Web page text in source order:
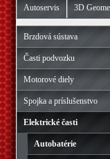
Autoservis 3D
Brzdová sústava
Časti podvozku
Motorové diely
Spojka a príslušenstvo
Elektrické časti
Autobatérie